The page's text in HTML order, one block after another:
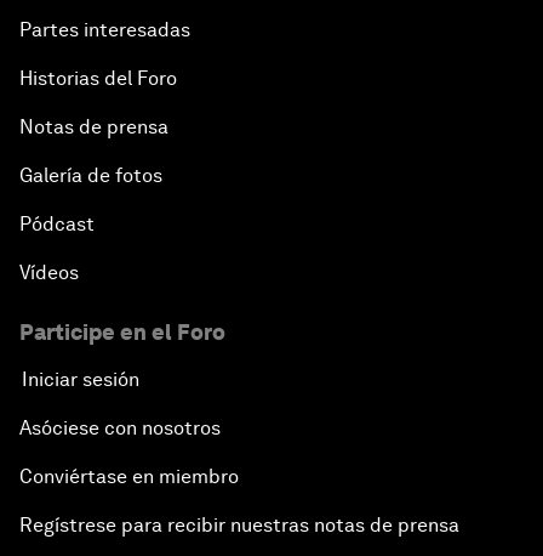
Partes interesadas
Historias del Foro
Notas de prensa
Galería de fotos
Pódcast
Vídeos
Participe en el Foro
Iniciar sesión
Asóciese con nosotros
Conviértase en miembro
Regístrese para recibir nuestras notas de prensa